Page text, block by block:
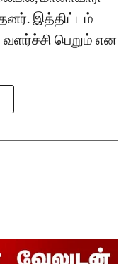
இத்திட்டம்
பெறும் என